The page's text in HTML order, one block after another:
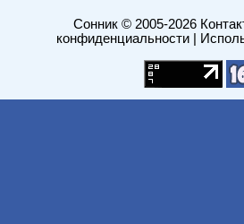
Сонник© 2005-2026
конфиденциальности|